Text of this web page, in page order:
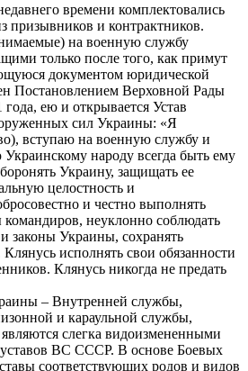
времени комплектовались
призывников и контрактников.
на военную службу
только после того, как примут
документом юридической
Постановлением Верховной Рады
ею и открывается Устав
сил Украины: «Я
вступаю на военную службу и
народу всегда быть ему
Украину, защищать ее
целостность и
и честно выполнять
неуклонно соблюдать
законы Украины, сохранять
исполнять свои обязанности
Клянусь никогда не предать
– Внутренней службы,
и караульной службы,
слегка видоизмененными
ВС СССР. В основе Боевых
соответствующих родов и видов